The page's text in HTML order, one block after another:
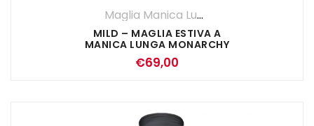
Maglia Manica Lunga
MILD – MAGLIA ESTIVA A
MANICA LUNGA MONARCHY
€69,00